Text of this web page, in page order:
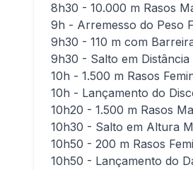
8h30 - 10.000 m Rasos
9h - Arremesso do Peso
9h30 - 110 m com
9h30 - Salto em
10h - 1.500 m Rasos
10h - Lançamento do
10h20 - 1.500 m Rasos
10h30 - Salto em Altura
10h50 - 200 m Rasos
10h50 - Lançamento do